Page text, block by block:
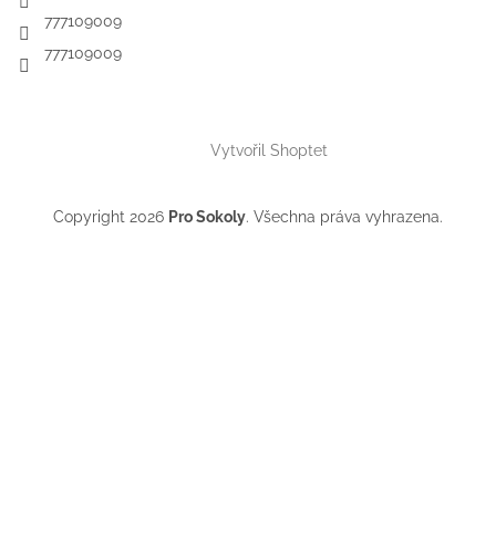
777109009
777109009
Vytvořil Shoptet
Copyright 2026 Pro Sokoly. Všechna práva vyhrazena.